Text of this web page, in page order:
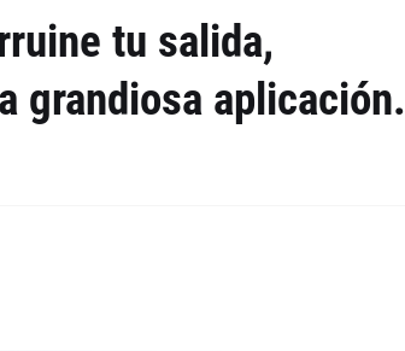
tu salida,
grandiosa aplicación.